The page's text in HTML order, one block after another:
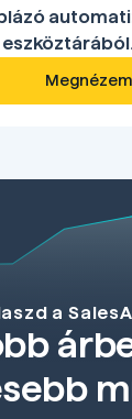
Megnézem
a